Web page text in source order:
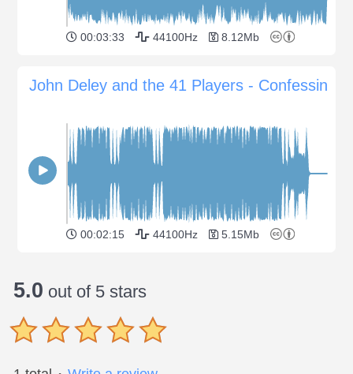
00:03:33 44100Hz 8.12Mb
John Deley and the 41 Players - Confessin
00:02:15 44100Hz 5.15Mb
5.0 out of 5 stars